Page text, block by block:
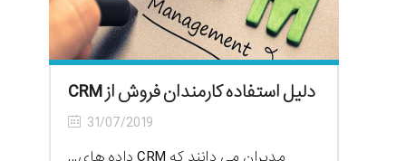
دلیل استفاده کارمندان فروش از CRM
31/07/2019